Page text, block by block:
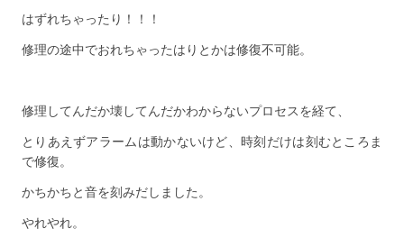
はずれちゃったり！！！
修理の途中でおれちゃったはりとかは修復不可能。
修理してんだか壊してんだかわからないプロセスを経て、
とりあえずアラームは動かないけど、時刻だけは刻むところま
で修復。
かちかちと音を刻みだしました。
やれやれ。